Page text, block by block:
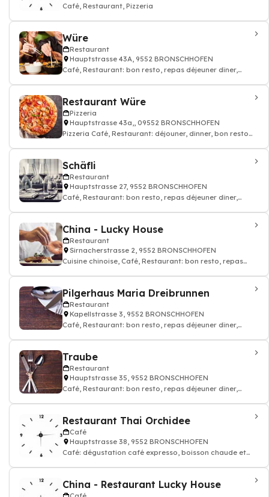
Café, Restaurant, Pizzeria
Würe
Restaurant
Hauptstrasse 43A, 9552 BRONSCHHOFEN
Café, Restaurant: bon resto, repas déjeuner dîner,
Restaurant Würe
Pizzeria
Hauptstrasse 43a,, 09552 BRONSCHHOFEN
Pizzeria Café, Restaurant: déjouner, dinner, bon resto
Schäfli
Restaurant
Hauptstrasse 27, 9552 BRONSCHHOFEN
Café, Restaurant: bon resto, repas déjeuner dîner,
China - Lucky House
Restaurant
Sirnacherstrasse 2, 9552 BRONSCHHOFEN
Cuisine chinoise, Café, Restaurant: bon resto, repas
Pilgerhaus Maria Dreibrunnen
Restaurant
Kapellstrasse 3, 9552 BRONSCHHOFEN
Café, Restaurant: bon resto, repas déjeuner dîner,
Traube
Restaurant
Hauptstrasse 35, 9552 BRONSCHHOFEN
Café, Restaurant: bon resto, repas déjeuner dîner,
Restaurant Thai Orchidee
Café
Hauptstrasse 38, 9552 BRONSCHHOFEN
Café: dégustation café expresso, boisson chaude et
China - Restaurant Lucky House